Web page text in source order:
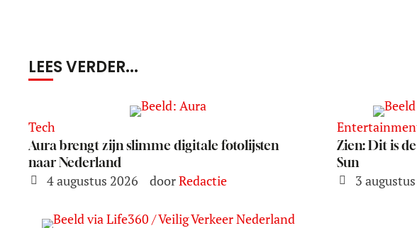
LEES VERDER...
Tech
Aura brengt zijn slimme digitale fotolijsten
naar Nederland
4 augustus 2026 door Redactie
Zien: Dit is
Sun
3